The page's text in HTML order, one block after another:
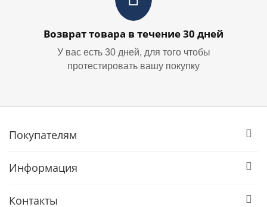
Возврат товара в течение 30 дней
У вас есть 30 дней, для того чтобы
протестировать вашу покупку
Покупателям
Информация
Контакты